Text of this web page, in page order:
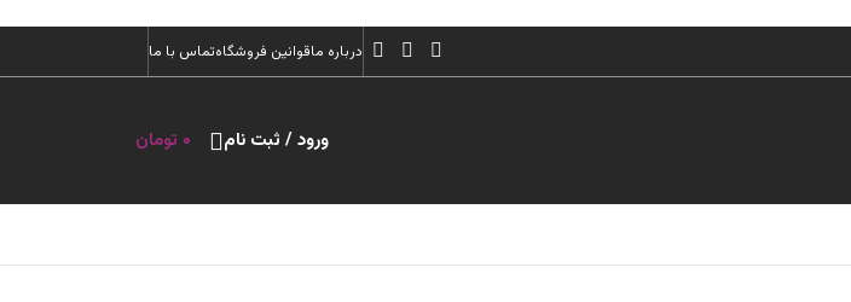
درباره ماقوانین فروشگاهتماس با ما
ورود / ثبت نام ۰ تومان